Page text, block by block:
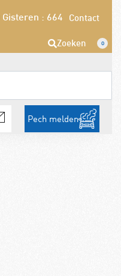
Gisteren : 664 Contact
Zoeken 0
Pech melden